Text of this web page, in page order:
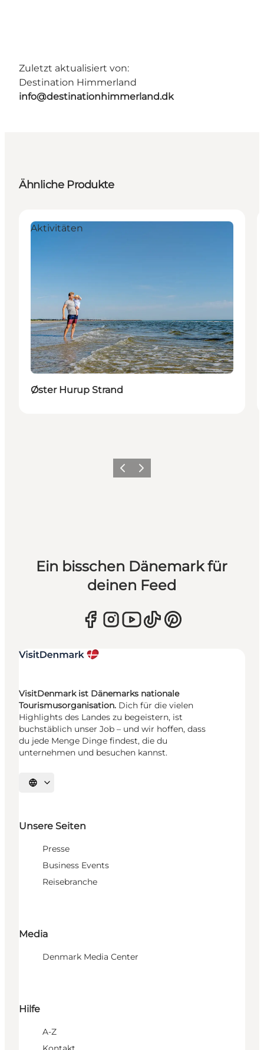
Zuletzt aktualisiert von:
Destination Himmerland
info@destinationhimmerland.dk
Ähnliche Produkte
Aktivitäten
Øster Hurup Strand
ZurückWeiter
Ein bisschen Dänemark für
deinen Feed
VisitDenmark ist Dänemarks nationale
Tourismusorganisation. Dich für die vielen
Highlights des Landes zu begeistern, ist
buchstäblich unser Job – und wir hoffen, dass
du jede Menge Dinge findest, die du
unternehmen und besuchen kannst.
Sprache auswählen
Unsere Seiten
Presse
Business Events
Reisebranche
Media
Denmark Media Center
Hilfe
A-Z